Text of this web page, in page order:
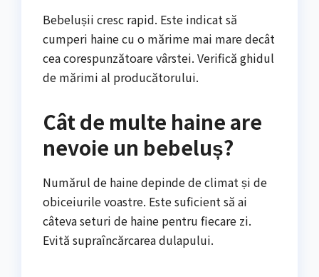
Bebelușii cresc rapid. Este indicat să
cumperi haine cu o mărime mai mare decât
cea corespunzătoare vârstei. Verifică ghidul
de mărimi al producătorului.
Cât de multe haine are
nevoie un bebeluș?
Numărul de haine depinde de climat și de
obiceiurile voastre. Este suficient să ai
câteva seturi de haine pentru fiecare zi.
Evită supraîncărcarea dulapului.